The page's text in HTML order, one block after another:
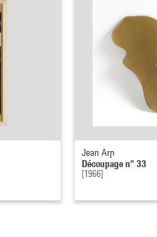
Jean Arp
Découpage n° 33
[1966]